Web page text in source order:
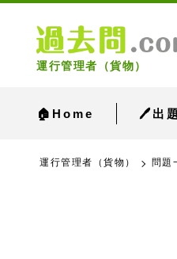
運行管理者（貨物）
🏠Home 🖊出題
運行管理者（貨物） 問題